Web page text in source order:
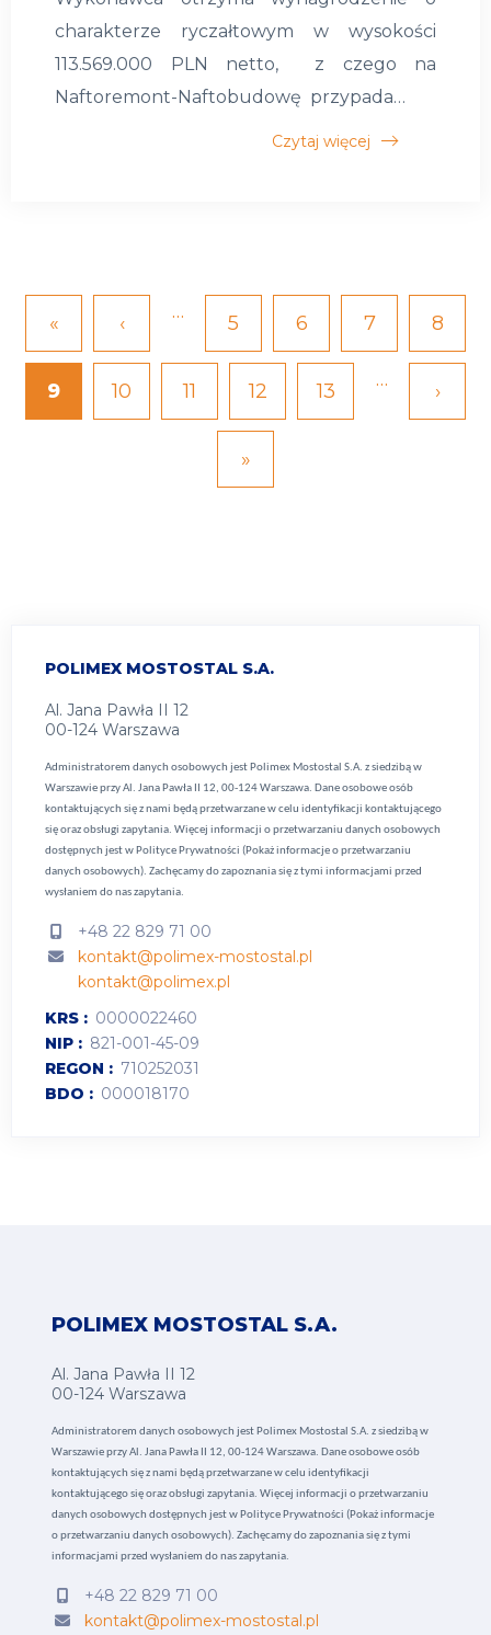
POLIMEX MOSTOSTAL S.A.
Al. Jana Pawła II 12
00-124 Warszawa
Administratorem danych osobowych jest Polimex Mostostal S.A. z siedzibą w
Warszawie przy Al. Jana Pawła II 12, 00-124 Warszawa. Dane osobowe osób
kontaktujących się z nami będą przetwarzane w celu identyfikacji kontaktującego
się oraz obsługi zapytania. Więcej informacji o przetwarzaniu danych osobowych
dostępnych jest w Polityce Prywatności (Pokaż informacje o przetwarzaniu
danych osobowych). Zachęcamy do zapoznania się z tymi informacjami przed
wysłaniem do nas zapytania.
+48 22 829 71 00
kontakt@polimex-mostostal.pl
kontakt@polimex.pl
KRS
0000022460
NIP
821-001-45-09
REGON
710252031
BDO
000018170
charakterze ryczałtowym w wysokości
113.569.000 PLN netto, z czego na
Naftoremont-Naftobudowę przypada…
Czytaj więcej
Stronicowanie
Pierwsza
strona
«
Poprzednia
strona
‹ … Strona
5 Strona
6 Strona
7 8
Bieżąca
strona
9 Strona
10 Strona
11 Strona
12 Strona
13 … ›
Ostatnia
strona
»
POLIMEX MOSTOSTAL S.A.
Al. Jana Pawła II 12
00-124 Warszawa
Administratorem danych osobowych jest Polimex Mostostal S.A. z siedzibą w
Warszawie przy Al. Jana Pawła II 12, 00-124 Warszawa. Dane osobowe osób
kontaktujących się z nami będą przetwarzane w celu identyfikacji
kontaktującego się oraz obsługi zapytania. Więcej informacji o przetwarzaniu
danych osobowych dostępnych jest w Polityce Prywatności (Pokaż informacje
o przetwarzaniu danych osobowych). Zachęcamy do zapoznania się z tymi
informacjami przed wysłaniem do nas zapytania.
+48 22 829 71 00
kontakt@polimex-mostostal.pl